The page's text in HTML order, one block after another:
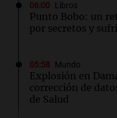
06:00 Libros
Punto Bobo: un
por secretos y
05:58 Mundo
Explosión en
corrección de
de Salud